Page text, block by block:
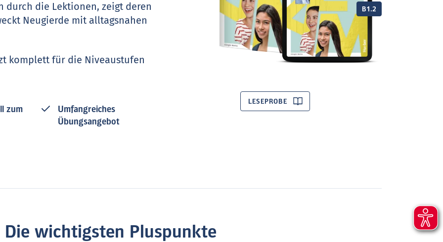
B1.2
LESEPROBE
durch die Lektionen, zeigt deren
Neugierde mit alltagsnahen
komplett für die Niveaustufen
zum
Umfangreiches
Übungsangebot
Die wichtigsten Pluspunkte